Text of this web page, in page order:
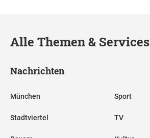
Alle Themen & Services
Nachrichten
München
Stadtviertel
Sport
TV